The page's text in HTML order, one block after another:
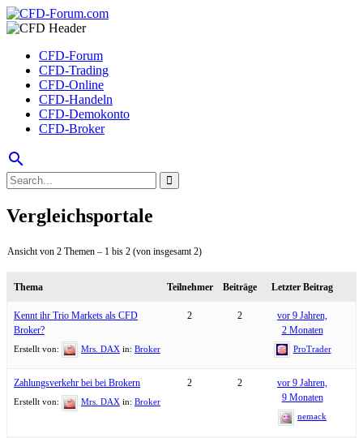
CFD-Forum
CFD-Trading
CFD-Online
CFD-Handeln
CFD-Demokonto
CFD-Broker
search
Vergleichsportale
Ansicht von 2 Themen – 1 bis 2 (von insgesamt 2)
Thema Teilnehmer Beiträge Letzter Beitrag
Kennt ihr Trio Markets als CFD
Broker?
Erstellt von: Mrs. DAX in: Broker
2 2
vor 9 Jahren,
2 Monaten
ProTrader
Zahlungsverkehr bei bei Brokern
Erstellt von: Mrs. DAX in: Broker
2 2
vor 9 Jahren,
9 Monaten
nemack